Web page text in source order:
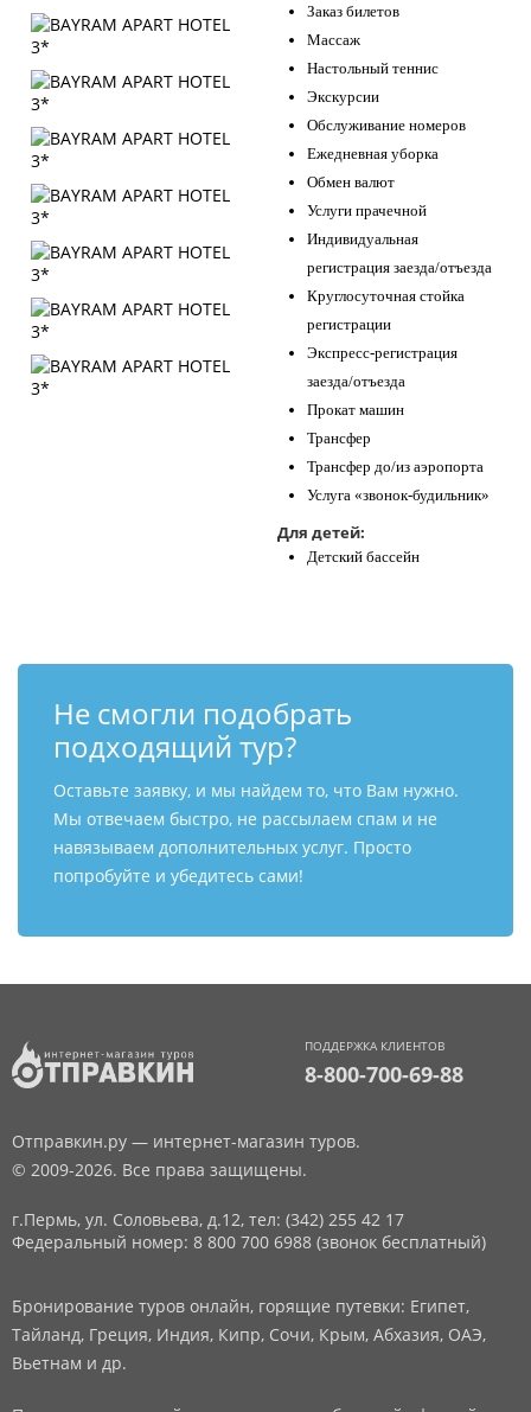
Заказ билетов
Массаж
Настольный теннис
Экскурсии
Обслуживание номеров
Ежедневная уборка
Обмен валют
Услуги прачечной
Индивидуальная
регистрация заезда/отъезда
Круглосуточная стойка
регистрации
Экспресс-регистрация
заезда/отъезда
Прокат машин
Трансфер
Трансфер до/из аэропорта
Услуга «звонок-будильник»
Для детей:
Детский бассейн
Не смогли подобрать
подходящий тур?
Оставьте заявку, и мы найдем то, что Вам нужно.
Мы отвечаем быстро, не рассылаем спам и не
навязываем дополнительных услуг. Просто
попробуйте и убедитесь сами!
ПОДДЕРЖКА КЛИЕНТОВ
8-800-700-69-88
Отправкин.ру — интернет-магазин туров.
© 2009-2026. Все права защищены.
г.Пермь, ул. Соловьева, д.12, тел: (342) 255 42 17
Федеральный номер: 8 800 700 6988 (звонок бесплатный)
Бронирование туров онлайн, горящие путевки: Египет,
Тайланд, Греция, Индия, Кипр, Сочи, Крым, Абхазия, ОАЭ,
Вьетнам и др.